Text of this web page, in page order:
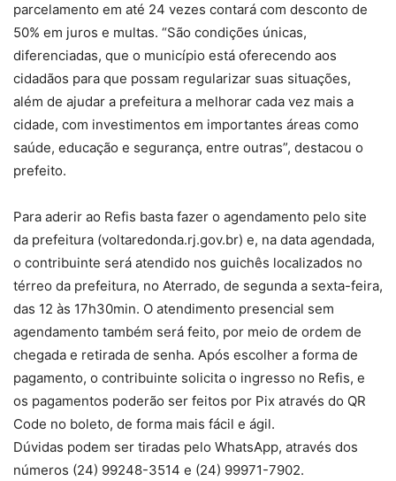
parcelamento em até 24 vezes contará com desconto de
50% em juros e multas. “São condições únicas,
diferenciadas, que o município está oferecendo aos
cidadãos para que possam regularizar suas situações,
além de ajudar a prefeitura a melhorar cada vez mais a
cidade, com investimentos em importantes áreas como
saúde, educação e segurança, entre outras”, destacou o
prefeito.
Para aderir ao Refis basta fazer o agendamento pelo site
da prefeitura (voltaredonda.rj.gov.br) e, na data agendada,
o contribuinte será atendido nos guichês localizados no
térreo da prefeitura, no Aterrado, de segunda a sexta-feira,
das 12 às 17h30min. O atendimento presencial sem
agendamento também será feito, por meio de ordem de
chegada e retirada de senha. Após escolher a forma de
pagamento, o contribuinte solicita o ingresso no Refis, e
os pagamentos poderão ser feitos por Pix através do QR
Code no boleto, de forma mais fácil e ágil.
Dúvidas podem ser tiradas pelo WhatsApp, através dos
números (24) 99248-3514 e (24) 99971-7902.